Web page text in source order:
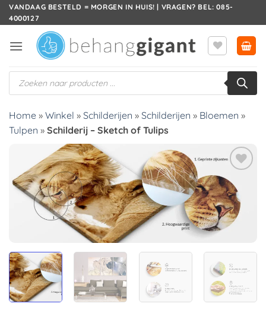
Ga
naar
VANDAAG BESTELD = MORGEN IN HUIS! | VRAGEN? BEL: 085-
4000127
Producten
zoeken
Home » Winkel » Schilderijen » Schilderijen » Bloemen »
Tulpen » Schilderij – Sketch of Tulips
Toevoegen
aan
verlanglijst